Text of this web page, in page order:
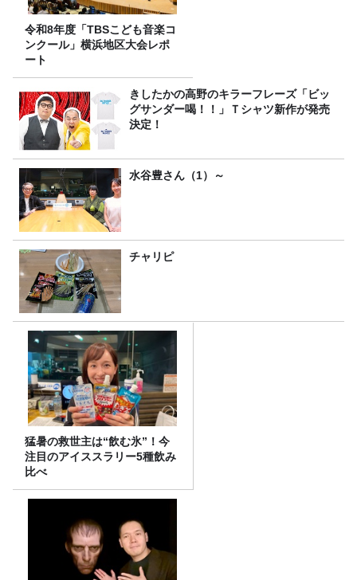
令和8年度「TBSこども音楽コ
ンクール」横浜地区大会レポ
ート
きしたかの高野のキラーフレーズ「ビッ
グサンダー喝！！」Ｔシャツ新作が発売
決定！
水谷豊さん（1）～
チャリピ
猛暑の救世主は“飲む氷”！今
注目のアイススラリー5種飲み
比べ